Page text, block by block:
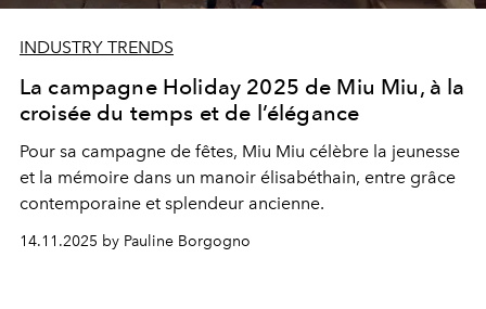
INDUSTRY TRENDS
La campagne Holiday 2025 de Miu Miu, à la
croisée du temps et de l’élégance
Pour sa campagne de fêtes, Miu Miu célèbre la jeunesse
et la mémoire dans un manoir élisabéthain, entre grâce
contemporaine et splendeur ancienne.
14.11.2025 by Pauline Borgogno